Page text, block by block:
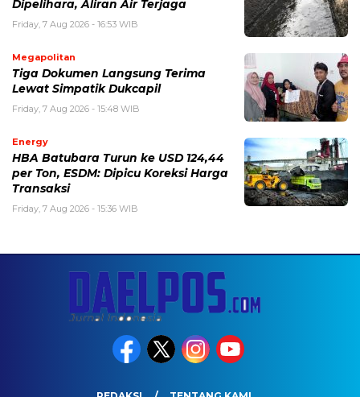
Dipelihara, Aliran Air Terjaga
Friday, 7 Aug 2026 - 16:53 WIB
Megapolitan
Tiga Dokumen Langsung Terima
Lewat Simpatik Dukcapil
Friday, 7 Aug 2026 - 15:48 WIB
Energy
HBA Batubara Turun ke USD 124,44
per Ton, ESDM: Dipicu Koreksi Harga
Transaksi
Friday, 7 Aug 2026 - 15:36 WIB